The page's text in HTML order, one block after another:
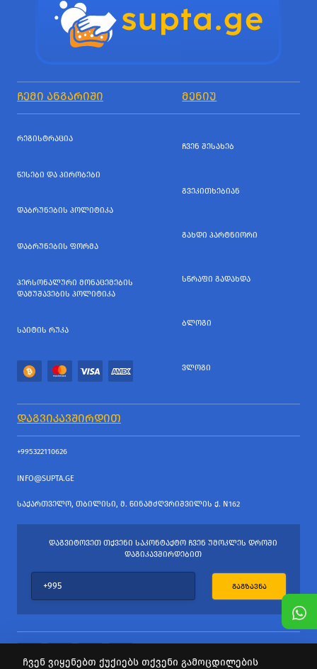
ᲩᲔᲛᲘ ᲐᲜᲒᲐᲠᲘᲨᲘ ᲛᲔᲜᲘᲣ
ᲠᲔᲒᲘᲡᲢᲠᲐᲪᲘᲐ
ᲬᲔᲡᲔᲑᲘ ᲓᲐ ᲞᲘᲠᲝᲑᲔᲑᲘ
ᲓᲐᲑᲠᲣᲜᲔᲑᲘᲡ ᲞᲝᲚᲘᲢᲘᲙᲐ
ᲓᲐᲑᲠᲣᲜᲔᲑᲘᲡ ᲤᲝᲠᲛᲐ
ᲞᲔᲠᲡᲝᲜᲐᲚᲣᲠᲘ ᲛᲝᲜᲐᲪᲔᲛᲔᲑᲘᲡ
ᲓᲐᲛᲣᲨᲐᲕᲔᲑᲘᲡ ᲞᲝᲚᲘᲢᲘᲙᲐ
ᲡᲐᲘᲢᲘᲡ ᲠᲣᲙᲐ
ᲩᲕᲔᲜ ᲨᲔᲡᲐᲮᲔᲑ
ᲒᲕᲔᲙᲘᲗᲮᲔᲑᲘᲐᲜ
ᲒᲐᲮᲓᲘ ᲞᲐᲠᲢᲜᲘᲝᲠᲘ
ᲡᲬᲠᲐᲤᲘ ᲒᲐᲓᲐᲮᲓᲐ
ᲑᲚᲝᲒᲘ
ᲕᲚᲝᲒᲘ
ᲓᲐᲒᲕᲘᲙᲐᲕᲨᲘᲠᲓᲘᲗ
+995322110626
INFO@SUPTA.GE
ᲡᲐᲥᲐᲠᲗᲕᲔᲚᲝ, ᲗᲑᲘᲚᲘᲡᲘ, Მ. ᲬᲘᲜᲐᲛᲫᲦᲕᲠᲘᲨᲕᲘᲚᲘᲡ Ქ. N162
ᲓᲐᲒᲕᲘᲢᲝᲕᲔᲗ ᲗᲥᲕᲔᲜᲘ ᲡᲐᲙᲝᲜᲢᲐᲥᲢᲝ ᲩᲕᲔᲜ ᲣᲛᲝᲙᲚᲔᲡ ᲓᲠᲝᲨᲘ
ᲓᲐᲒᲘᲙᲐᲕᲨᲘᲠᲓᲔᲑᲘᲗ
ᲒᲐᲒᲖᲐᲕᲜᲐ
ჩვენ ვიყენებთ ქუქიებს თქვენი გამოცდილების